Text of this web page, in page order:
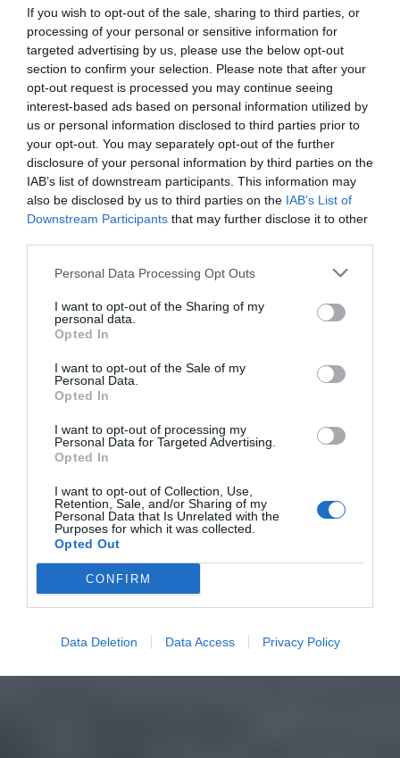
If you wish to opt-out of the sale, sharing to third parties, or
processing of your personal or sensitive information for
targeted advertising by us, please use the below opt-out
section to confirm your selection. Please note that after your
opt-out request is processed you may continue seeing
interest-based ads based on personal information utilized by
us or personal information disclosed to third parties prior to
your opt-out. You may separately opt-out of the further
disclosure of your personal information by third parties on the
IAB’s list of downstream participants. This information may
also be disclosed by us to third parties on the IAB’s List of
Downstream Participants that may further disclose it to other
Personal Data Processing Opt Outs
I want to opt-out of the Sharing of my
personal data.
Opted In
I want to opt-out of the Sale of my
Personal Data.
Opted In
I want to opt-out of processing my
Personal Data for Targeted Advertising.
Opted In
I want to opt-out of Collection, Use,
Retention, Sale, and/or Sharing of my
Personal Data that Is Unrelated with the
Purposes for which it was collected.
Opted Out
CONFIRM
Data Deletion Data Access Privacy Policy